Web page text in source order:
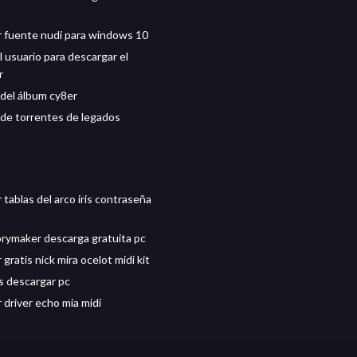
fuente nudi para windows 10
usuario para descargar el
álbum cy8er
torrentes de legados
tablas del arco iris contraseña
descarga gratuita pc
gratis nick mira ocelot midi kit
descargar pc
driver echo mia midi